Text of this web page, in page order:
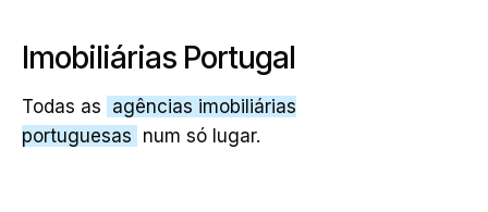
Imobiliárias Portugal
Todas as agências imobiliárias
portuguesas num só lugar.